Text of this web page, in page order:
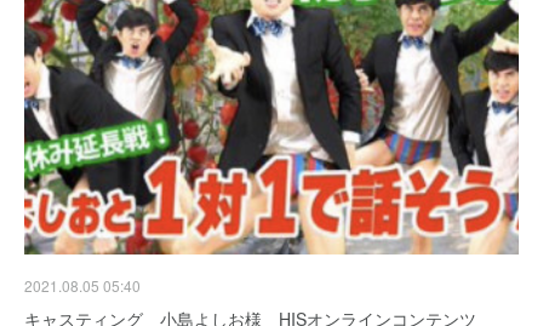
2021.08.05 05:40
キャスティング 小島よしお様 HISオンラインコンテンツ